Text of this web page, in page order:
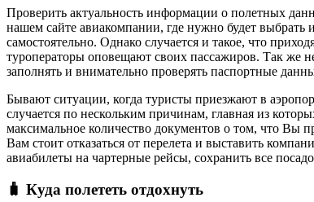
Проверить актуальность информации о полетных
нашем сайте авиакомпании, где нужно будет
самостоятельно. Однако случается и такое, что
туроператоры оповещают своих пассажиров. Так же
заполнять и внимательно проверять паспортные
Бывают ситуации, когда туристы приезжают в
случается по нескольким причинам, главная из
максимальное количество документов о том, что Вы
Вам стоит отказаться от перелета и выставить
авиабилеты на чартерные рейсы, сохранить все
🧳 Куда полететь отдохнуть